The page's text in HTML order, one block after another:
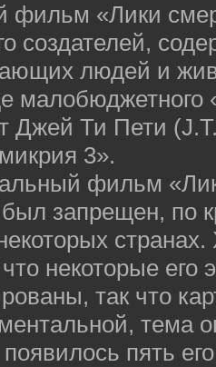
фильм «Лики
создателей,
людей и
малобюджетного
Джей Ти Пети
3».
фильм
был запрещен, по
странах.
некоторые его
так что
тема
пять